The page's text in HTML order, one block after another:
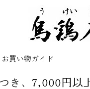
お買い物ガイド
き、7,000円以